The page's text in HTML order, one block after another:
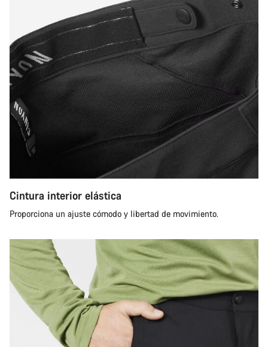
Cintura interior elástica
Proporciona un ajuste cómodo y libertad de movimiento.